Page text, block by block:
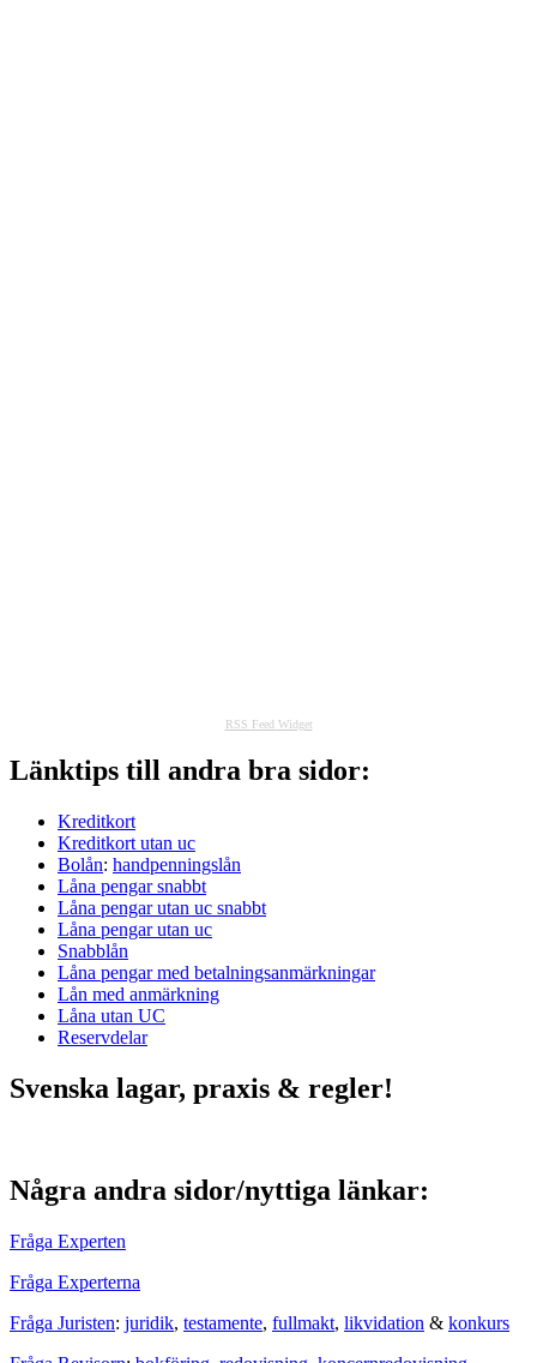
RSS Feed Widget
Länktips till andra bra sidor:
Kreditkort
Kreditkort utan uc
Bolån: handpenningslån
Låna pengar snabbt
Låna pengar utan uc snabbt
Låna pengar utan uc
Snabblån
Låna pengar med betalningsanmärkningar
Lån med anmärkning
Låna utan UC
Reservdelar
Svenska lagar, praxis & regler!
Några andra sidor/nyttiga länkar:
Fråga Experten
Fråga Experterna
Fråga Juristen: juridik, testamente, fullmakt, likvidation & konkurs